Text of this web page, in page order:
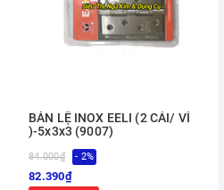
BẢN LỆ INOX EELI (2 CÁI/ VỈ
)-5x3x3 (9007)
84.000₫ - 2%
82.390₫